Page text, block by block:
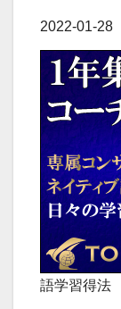
2022-01-28
語学習得法